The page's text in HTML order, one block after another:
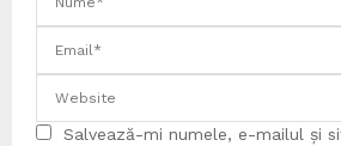
Salvează-mi numele, e-mailul și